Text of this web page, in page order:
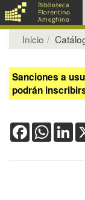
Inicio
Sanciones a
podrán
Facebook